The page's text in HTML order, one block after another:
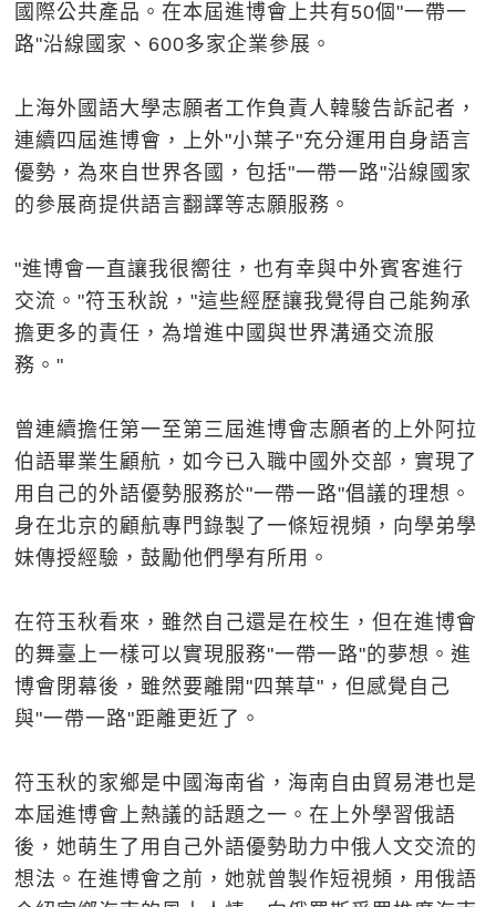
國際公共產品。在本屆進博會上共有50個"一帶一
路"沿線國家、600多家企業參展。
上海外國語大學志願者工作負責人韓駿告訴記者，
連續四屆進博會，上外"小葉子"充分運用自身語言
優勢，為來自世界各國，包括"一帶一路"沿線國家
的參展商提供語言翻譯等志願服務。
"進博會一直讓我很嚮往，也有幸與中外賓客進行
交流。"符玉秋說，"這些經歷讓我覺得自己能夠承
擔更多的責任，為增進中國與世界溝通交流服
務。"
曾連續擔任第一至第三屆進博會志願者的上外阿拉
伯語畢業生顧航，如今已入職中國外交部，實現了
用自己的外語優勢服務於"一帶一路"倡議的理想。
身在北京的顧航專門錄製了一條短視頻，向學弟學
妹傳授經驗，鼓勵他們學有所用。
在符玉秋看來，雖然自己還是在校生，但在進博會
的舞臺上一樣可以實現服務"一帶一路"的夢想。進
博會閉幕後，雖然要離開"四葉草"，但感覺自己
與"一帶一路"距離更近了。
符玉秋的家鄉是中國海南省，海南自由貿易港也是
本屆進博會上熱議的話題之一。在上外學習俄語
後，她萌生了用自己外語優勢助力中俄人文交流的
想法。在進博會之前，她就曾製作短視頻，用俄語